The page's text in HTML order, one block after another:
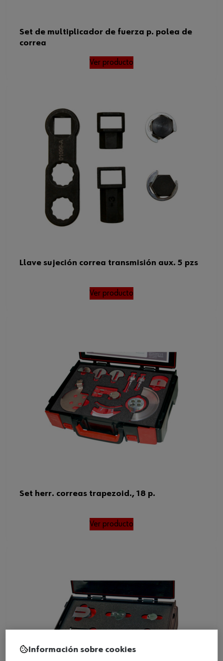
Set de multiplicador de fuerza p. polea de
correa
Ver producto
Llave sujeción correa transmisión aux. 5 pzs
Ver producto
Set herr. correas trapezoid., 18 p.
Ver producto
Información sobre cookies